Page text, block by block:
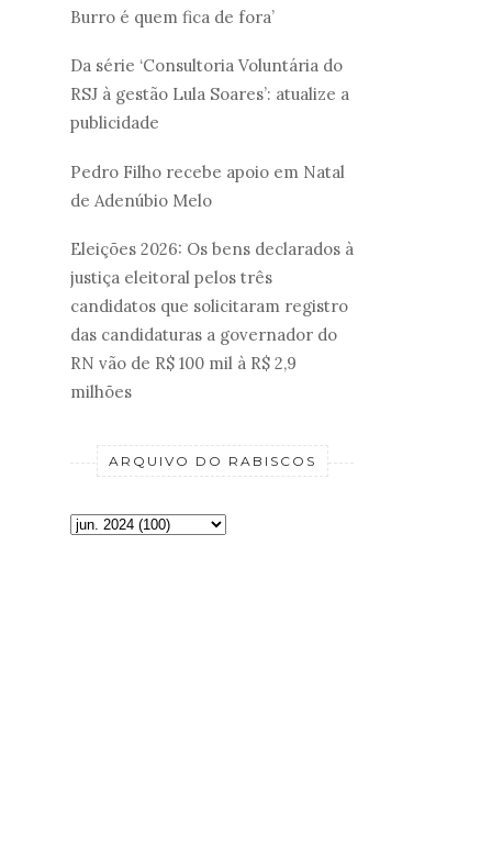
Burro é quem fica de fora’
Da série ‘Consultoria Voluntária do
RSJ à gestão Lula Soares’: atualize a
publicidade
Pedro Filho recebe apoio em Natal
de Adenúbio Melo
Eleições 2026: Os bens declarados à
justiça eleitoral pelos três
candidatos que solicitaram registro
das candidaturas a governador do
RN vão de R$ 100 mil à R$ 2,9
milhões
ARQUIVO DO RABISCOS